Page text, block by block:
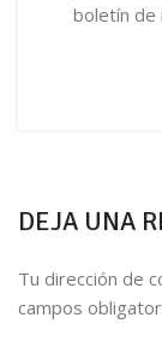
boletín de
DEJA UNA
Tu dirección de
campos